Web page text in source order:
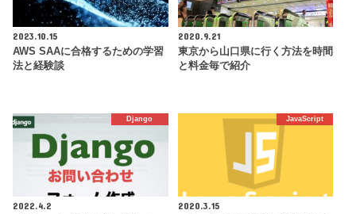
2023.10.15
AWS SAAに合格するための学習
法と経験談
2020.9.21
東京から山口県に行く方法を時間
と料金毎で紹介
Django
2022.4.2
JavaScript
2020.3.15